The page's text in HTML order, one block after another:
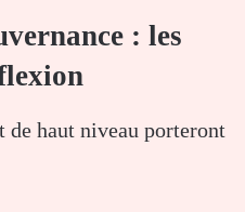
: les
de haut niveau porteront